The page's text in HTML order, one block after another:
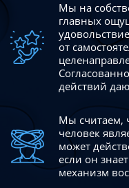
Мы на
главных
от
действий
Мы считаем,
человек
может
если он
механизм